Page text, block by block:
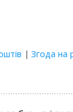
|Згода на